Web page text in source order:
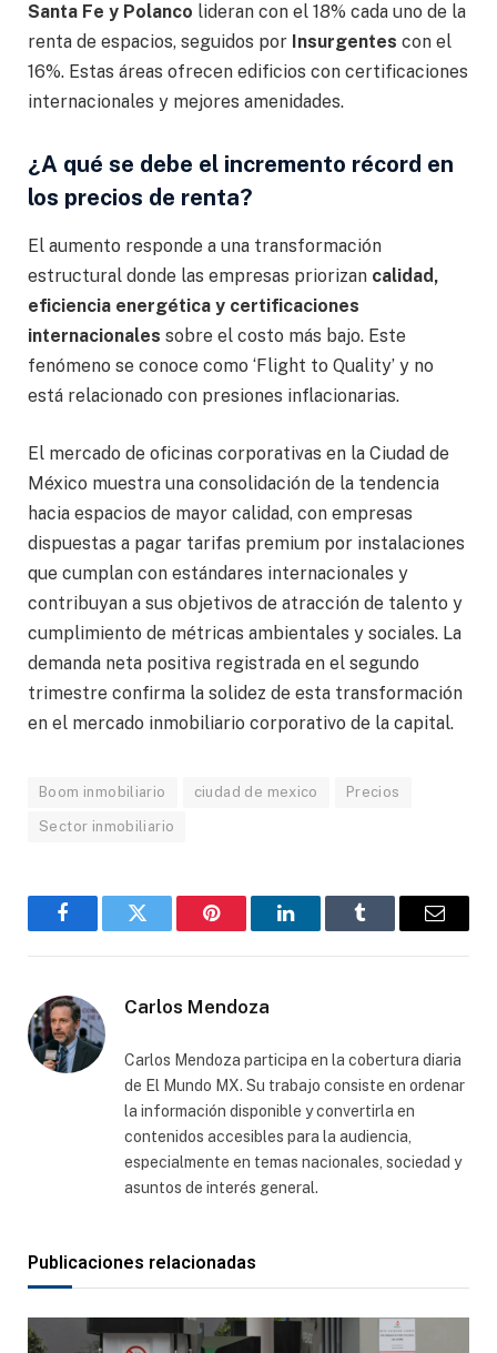
Santa Fe y Polanco lideran con el 18% cada uno de la
renta de espacios, seguidos por Insurgentes con el
16%. Estas áreas ofrecen edificios con certificaciones
internacionales y mejores amenidades.
¿A qué se debe el incremento récord en
los precios de renta?
El aumento responde a una transformación
estructural donde las empresas priorizan calidad,
eficiencia energética y certificaciones
internacionales sobre el costo más bajo. Este
fenómeno se conoce como ‘Flight to Quality’ y no
está relacionado con presiones inflacionarias.
El mercado de oficinas corporativas en la Ciudad de
México muestra una consolidación de la tendencia
hacia espacios de mayor calidad, con empresas
dispuestas a pagar tarifas premium por instalaciones
que cumplan con estándares internacionales y
contribuyan a sus objetivos de atracción de talento y
cumplimiento de métricas ambientales y sociales. La
demanda neta positiva registrada en el segundo
trimestre confirma la solidez de esta transformación
en el mercado inmobiliario corporativo de la capital.
Boom inmobiliario ciudad de mexico Precios
Sector inmobiliario
FacebookGorjeo Pinterest LinkedInTumblr
Correo
Carlos Mendoza
Carlos Mendoza participa en la cobertura diaria
de El Mundo MX. Su trabajo consiste en ordenar
la información disponible y convertirla en
contenidos accesibles para la audiencia,
especialmente en temas nacionales, sociedad y
asuntos de interés general.
Publicaciones relacionadas